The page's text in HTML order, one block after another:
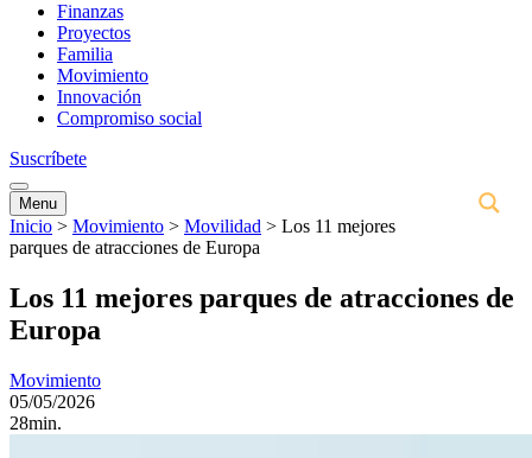
Finanzas
Proyectos
Familia
Movimiento
Innovación
Compromiso social
Suscríbete
Menu
Inicio > Movimiento > Movilidad > Los 11 mejores
parques de atracciones de Europa
Los 11 mejores parques de atracciones de
Europa
Movimiento
05/05/2026
28min.